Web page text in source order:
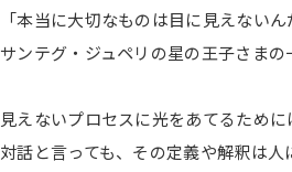
「本当に大切なものは目に見えないん
サンテグ・ジュペリの星の王子さまの
見えないプロセスに光をあてるために
対話と言っても、その定義や解釈は人